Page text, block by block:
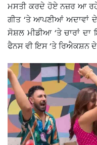
ਮਸਤੀ ਕਰਦੇ ਹੋਏ ਨਜ਼ਰ ਆ ਰਹੇ
ਗੀਤ ‘ਤੇ ਆਪਣੀਆਂ ਅਦਾਵਾਂ
ਸੋਸ਼ਲ ਮੀਡੀਆ ‘ਤੇ ਚਾਰਾਂ ਦਾ
ਫੈਨਸ ਵੀ ਇਸ ‘ਤੇ ਰਿਐਕਸ਼ਨ